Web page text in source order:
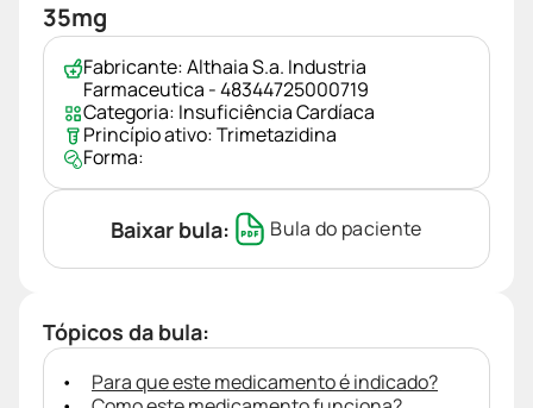
35mg
Fabricante:Althaia S.a. Industria
Farmaceutica - 48344725000719
Categoria: Insuficiência Cardíaca
Princípio ativo:Trimetazidina
Forma:
Baixar bula: Bula do paciente
Tópicos da bula:
Para que este medicamento é indicado?